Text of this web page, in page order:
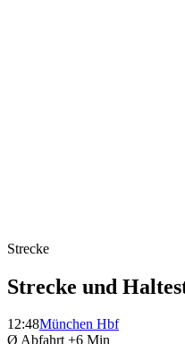
Strecke
Strecke und
12:48München Hbf
Ø Abfahrt +6 Min